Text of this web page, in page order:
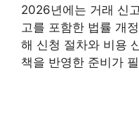
2026년에는 거래 신
고를 포함한 법률 개
해 신청 절차와 비용
책을 반영한 준비가